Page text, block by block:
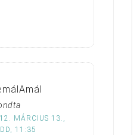
MÁRCIUS 13.,
11:35